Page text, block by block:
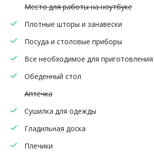
Место для работы на ноутбуке
Плотные шторы и занавески
Посуда и столовые приборы
Все необходимое для
Обеденный стол
Аптечка
Сушилка для одежды
Гладильная доска
Плечики